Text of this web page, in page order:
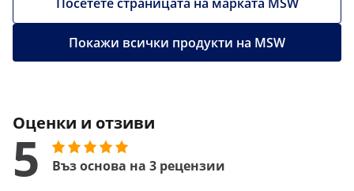
Покажи всички продукти на MSW
Оценки и отзиви
5 Въз основа на 3 рецензии